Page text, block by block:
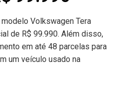
Volkswagen Tera
de R$ 99.990. Além disso,
em até 48 parcelas para
um veículo usado na